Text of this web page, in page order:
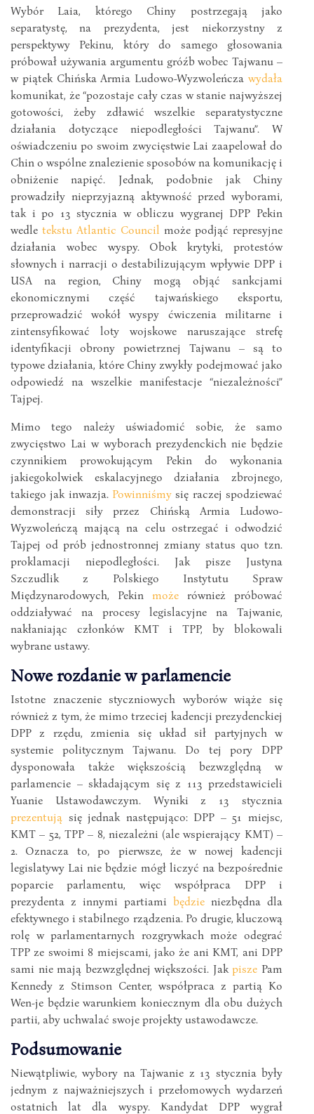
Wybór Laia, którego Chiny postrzegają jako
separatystę, na prezydenta, jest niekorzystny z
perspektywy Pekinu, który do samego głosowania
próbował używania argumentu gróźb wobec Tajwanu –
w piątek Chińska Armia Ludowo-Wyzwoleńcza wydała
komunikat, że “pozostaje cały czas w stanie najwyższej
gotowości, żeby zdławić wszelkie separatystyczne
działania dotyczące niepodległości Tajwanu”. W
oświadczeniu po swoim zwycięstwie Lai zaapelował do
Chin o wspólne znalezienie sposobów na komunikację i
obniżenie napięć. Jednak, podobnie jak Chiny
prowadziły nieprzyjazną aktywność przed wyborami,
tak i po 13 stycznia w obliczu wygranej DPP Pekin
wedle tekstu Atlantic Council może podjąć represyjne
działania wobec wyspy. Obok krytyki, protestów
słownych i narracji o destabilizującym wpływie DPP i
USA na region, Chiny mogą objąć sankcjami
ekonomicznymi część tajwańskiego eksportu,
przeprowadzić wokół wyspy ćwiczenia militarne i
zintensyfikować loty wojskowe naruszające strefę
identyfikacji obrony powietrznej Tajwanu – są to
typowe działania, które Chiny zwykły podejmować jako
odpowiedź na wszelkie manifestacje “niezależności”
Tajpej.
Mimo tego należy uświadomić sobie, że samo
zwycięstwo Lai w wyborach prezydenckich nie będzie
czynnikiem prowokującym Pekin do wykonania
jakiegokolwiek eskalacyjnego działania zbrojnego,
takiego jak inwazja. Powinniśmy się raczej spodziewać
demonstracji siły przez Chińską Armia Ludowo-
Wyzwoleńczą mającą na celu ostrzegać i odwodzić
Tajpej od prób jednostronnej zmiany status quo tzn.
proklamacji niepodległości. Jak pisze Justyna
Szczudlik z Polskiego Instytutu Spraw
Międzynarodowych, Pekin może również próbować
oddziaływać na procesy legislacyjne na Tajwanie,
nakłaniając członków KMT i TPP, by blokowali
wybrane ustawy.
Nowe rozdanie w parlamencie
Istotne znaczenie styczniowych wyborów wiąże się
również z tym, że mimo trzeciej kadencji prezydenckiej
DPP z rzędu, zmienia się układ sił partyjnych w
systemie politycznym Tajwanu. Do tej pory DPP
dysponowała także większością bezwzględną w
parlamencie – składającym się z 113 przedstawicieli
Yuanie Ustawodawczym. Wyniki z 13 stycznia
prezentują się jednak następująco: DPP – 51 miejsc,
KMT – 52, TPP – 8, niezależni (ale wspierający KMT) –
2. Oznacza to, po pierwsze, że w nowej kadencji
legislatywy Lai nie będzie mógł liczyć na bezpośrednie
poparcie parlamentu, więc współpraca DPP i
prezydenta z innymi partiami będzie niezbędna dla
efektywnego i stabilnego rządzenia. Po drugie, kluczową
rolę w parlamentarnych rozgrywkach może odegrać
TPP ze swoimi 8 miejscami, jako że ani KMT, ani DPP
sami nie mają bezwzględnej większości. Jakpisze Pam
Kennedy z Stimson Center, współpraca z partią Ko
Wen-je będzie warunkiem koniecznym dla obu dużych
partii, aby uchwalać swoje projekty ustawodawcze.
Podsumowanie
Niewątpliwie, wybory na Tajwanie z 13 stycznia były
jednym z najważniejszych i przełomowych wydarzeń
ostatnich lat dla wyspy. Kandydat DPP wygrał